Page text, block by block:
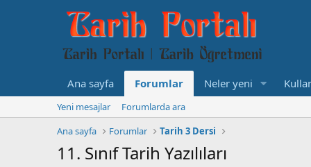
Ana sayfa Forumlar Neler yeni
Yeni mesajlar
Forumlarda ara
Ana sayfa
Forumlar Tarih 3 Dersi
11. Sınıf Tarih Yazılıları